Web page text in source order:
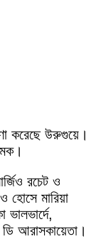
করেছে উরুগুয়ে।
রচেট ও
হোসে মারিয়া
ডি আরাসকায়েতা।